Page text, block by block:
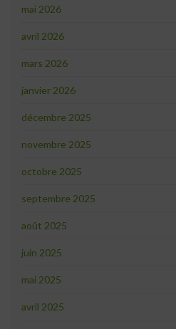
mai 2026
avril 2026
mars 2026
janvier 2026
décembre 2025
novembre 2025
octobre 2025
septembre 2025
août 2025
juin 2025
mai 2025
avril 2025